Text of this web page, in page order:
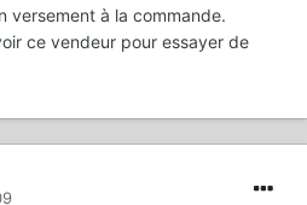
versement à la commande.
ce vendeur pour essayer de